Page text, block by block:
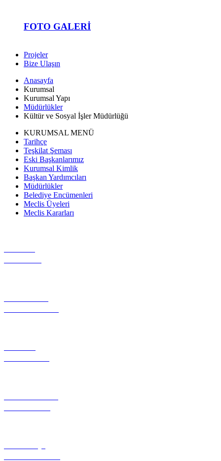
FOTO GALERI
Projeler
Bize Ulaşın
Anasayfa
Kurumsal
Kurumsal Yapı
Müdürlükler
Kültür ve Sosyal İşler Müdürlüğü
KURUMSAL MENÜ
Tarihçe
Teşkilat Şeması
Eski Başkanlarımız
Kurumsal Kimlik
Başkan Yardımcıları
Müdürlükler
Belediye Encümenleri
Meclis Üyeleri
Meclis Kararları